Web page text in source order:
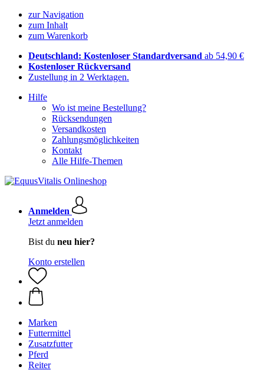
zur Navigation
zum Inhalt
zum Warenkorb
Deutschland: Kostenloser Standardversand ab 54,90 €
Kostenloser Rückversand
Zustellung in 2 Werktagen.
Hilfe
Wo ist meine Bestellung?
Rücksendungen
Versandkosten
Zahlungsmöglichkeiten
Kontakt
Alle Hilfe-Themen
Anmelden
Jetzt anmelden
Bist du neu hier?
Konto erstellen
Marken
Futtermittel
Zusatzfutter
Pferd
Reiter